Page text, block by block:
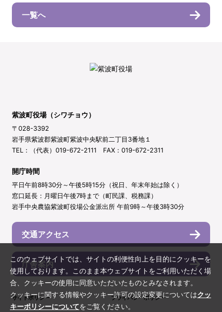
一覧へ
紫波町役場（シワチョウ）
〒028-3392
岩手県紫波郡紫波町紫波中央駅前二丁目3番地１
TEL：（代表）019-672-2111 FAX：019-672-2311
開庁時間
平日午前8時30分～午後5時15分（祝日、年末年始は除く）
窓口延長：月曜日午後7時まで（町民課、税務課）
岩手中央農協紫波町役場公金派出所 午前9時～午後3時30分
交通アクセス
庁舎案内
サイトポリシー プライバシーポリシー
このウェブサイトでは、サイトの利便性向上を目的にクッキーを
使用しております。このまま本ウェブサイトをご利用いただく場
合、クッキーの使用に同意いただいたものとみなされます。
クッキーに関する情報やクッキー許可の設定変更についてはクッ
キーポリシーについてをご覧ください。